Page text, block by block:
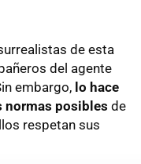
de esta
del agente
embargo, lo hace
normas posibles de
respetan sus